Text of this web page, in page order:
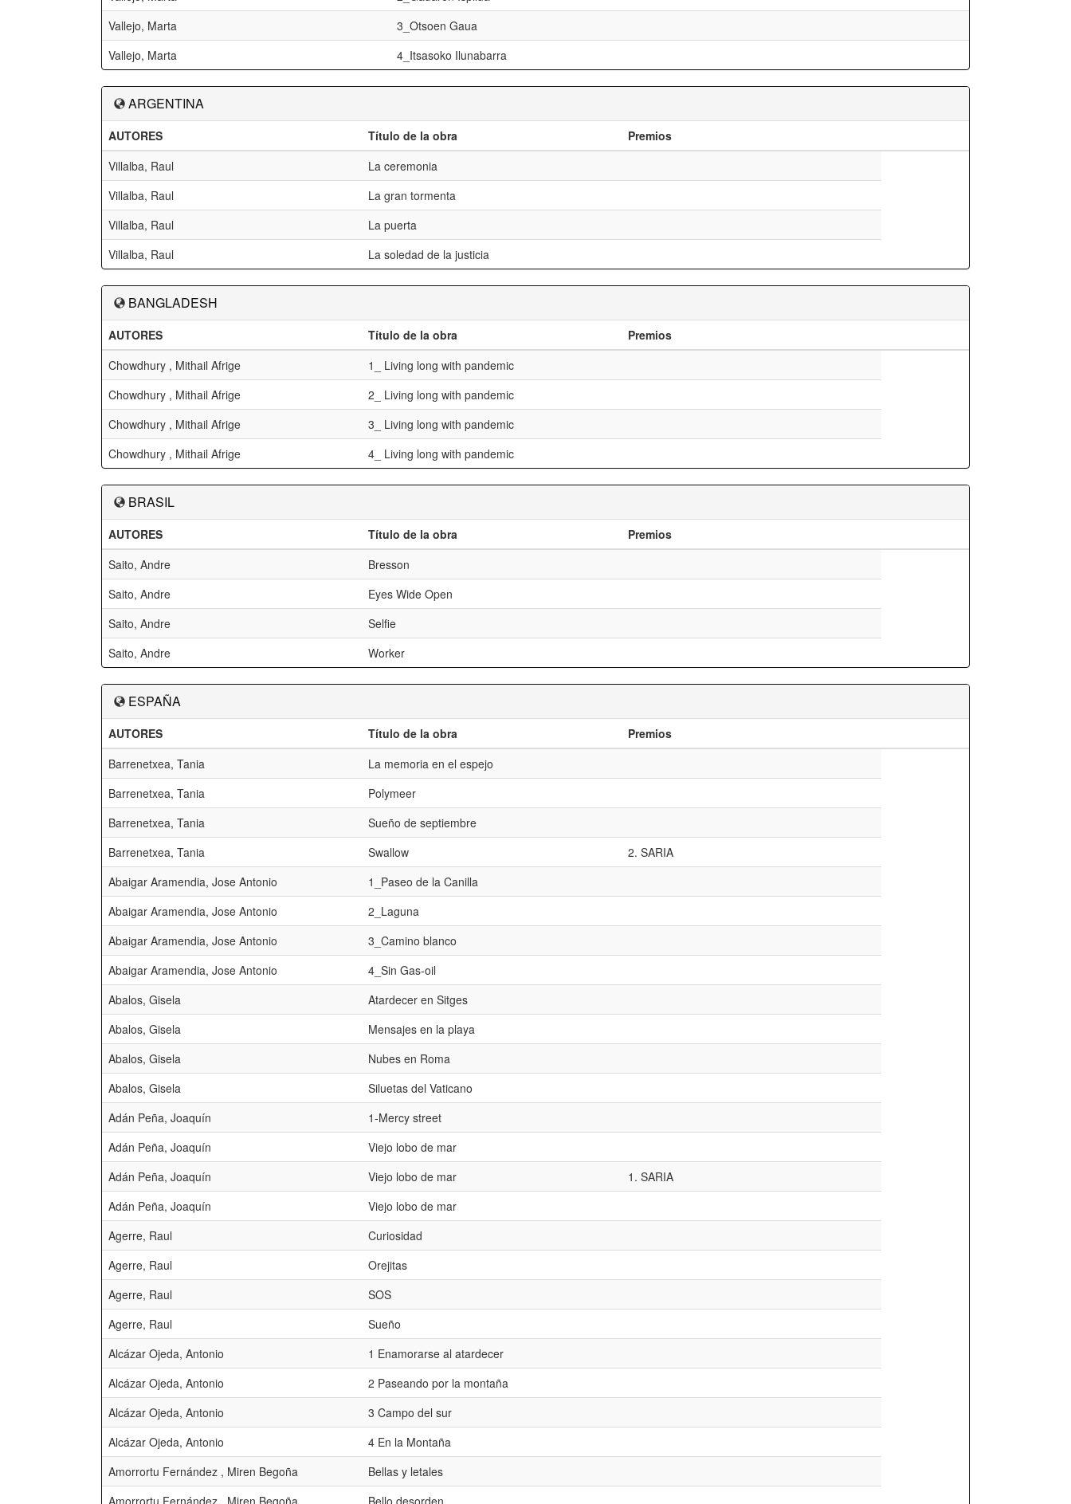
Vallejo, Marta
3_Otsoen Gaua
Vallejo, Marta
4_Itsasoko Ilunabarra
ARGENTINA
AUTORES Título de la obra
Premios
Villalba, Raul
La ceremonia
Villalba, Raul
La gran tormenta
Villalba, Raul
La puerta
Villalba, Raul
La soledad de la justicia
BANGLADESH
AUTORES Título de la obra
Premios
Chowdhury , Mithail Afrige
1_ Living long with pandemic
Chowdhury , Mithail Afrige
2_ Living long with pandemic
Chowdhury , Mithail Afrige
3_ Living long with pandemic
Chowdhury , Mithail Afrige
4_ Living long with pandemic
BRASIL
AUTORES Título de la obra
Premios
Saito, Andre
Bresson
Saito, Andre
Eyes Wide Open
Saito, Andre
Selfie
Saito, Andre
Worker
ESPAÑA
AUTORES Título de la obra
Premios
Barrenetxea, Tania
La memoria en el espejo
Barrenetxea, Tania
Polymeer
Barrenetxea, Tania
Sueño de septiembre
Barrenetxea, Tania
Swallow
2. SARIA
Abaigar Aramendia, Jose Antonio
1_Paseo de la Canilla
Abaigar Aramendia, Jose Antonio
2_Laguna
Abaigar Aramendia, Jose Antonio
3_Camino blanco
Abaigar Aramendia, Jose Antonio
4_Sin Gas-oil
Abalos, Gisela
Atardecer en Sitges
Abalos, Gisela
Mensajes en la playa
Abalos, Gisela
Nubes en Roma
Abalos, Gisela
Siluetas del Vaticano
Adán Peña, Joaquín
1-Mercy street
Adán Peña, Joaquín
Viejo lobo de mar
Adán Peña, Joaquín
Viejo lobo de mar
1. SARIA
Adán Peña, Joaquín
Viejo lobo de mar
Agerre, Raul
Curiosidad
Agerre, Raul
Orejitas
Agerre, Raul
SOS
Agerre, Raul
Sueño
Alcázar Ojeda, Antonio
1 Enamorarse al atardecer
Alcázar Ojeda, Antonio
2 Paseando por la montaña
Alcázar Ojeda, Antonio
3 Campo del sur
Alcázar Ojeda, Antonio
4 En la Montaña
Amorrortu Fernández , Miren Begoña
Bellas y letales
Amorrortu Fernández , Miren Begoña
Bello desorden